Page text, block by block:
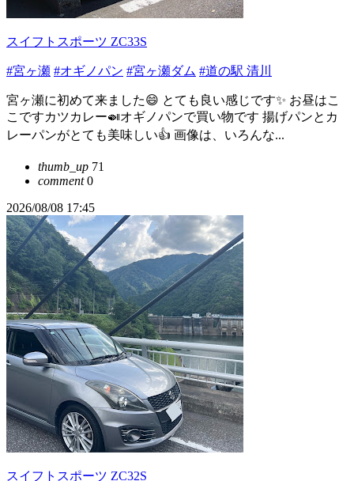
スイフトスポーツ ZC33S
#宮ヶ瀬 #オギノパン #宮ヶ瀬ダム #道の駅 清川
宮ヶ瀬に初めて来ました😄 とても良い感じです✨ お昼はこ
こですカツカレー🍛オギノパンで買い物です 揚げパンとカ
レーパンがとても美味しい👍 画像は、いろんな...
thumb_up 71
comment0
2026/08/08 17:45
スイフトスポーツ ZC32S